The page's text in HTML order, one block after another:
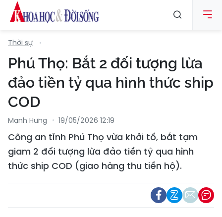
Thời sự
Phú Thọ: Bắt 2 đối tượng lừa
đảo tiền tỷ qua hình thức ship
COD
Mạnh Hưng 19/05/2026 12:19
Công an tỉnh Phú Thọ vừa khởi tố, bắt tạm
giam 2 đối tượng lừa đảo tiền tỷ qua hình
thức ship COD (giao hàng thu tiền hộ).